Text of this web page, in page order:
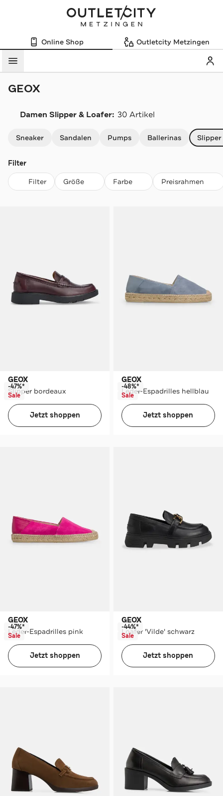
Online Shop Outletcity Metzingen
Menü
GEOX
Damen Slipper & Loafer: 30 Artikel
Sneaker Sandalen Pumps Ballerinas
Filter
Filter Größe Farbe Preisrahmen
GEOX
Slipper bordeaux
-47%*
Sale
Jetzt shoppen
GEOX
Leder-Espadrilles hellblau
-48%*
Sale
Jetzt shoppen
GEOX
Leder-Espadrilles pink
-47%*
Sale
Jetzt shoppen
GEOX
Loafer 'Vilde' schwarz
-44%*
Sale
Jetzt shoppen